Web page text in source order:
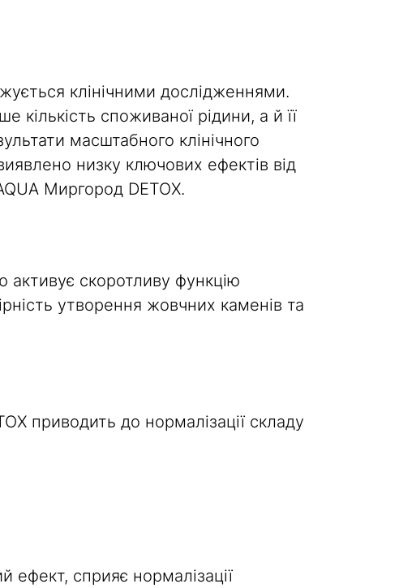
клінічними дослідженнями.
споживаної рідини, а й її
масштабного клінічного
низку ключових ефектів від
Миргород DETOX.
активує скоротливу функцію
утворення жовчних каменів та
приводить до нормалізації складу
сприяє нормалізації